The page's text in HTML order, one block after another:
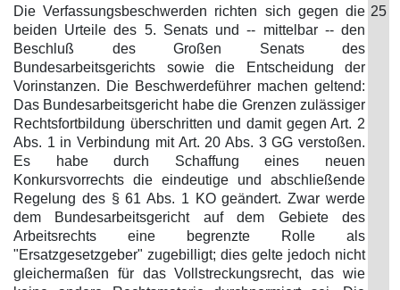
Die Verfassungsbeschwerden richten sich gegen die
beiden Urteile des 5. Senats und -- mittelbar -- den
Beschluß des Großen Senats des
Bundesarbeitsgerichts sowie die Entscheidung der
Vorinstanzen. Die Beschwerdeführer machen geltend:
Das Bundesarbeitsgericht habe die Grenzen zulässiger
Rechtsfortbildung überschritten und damit gegen Art. 2
Abs. 1 in Verbindung mit Art. 20 Abs. 3 GG verstoßen.
Es habe durch Schaffung eines neuen
Konkursvorrechts die eindeutige und abschließende
Regelung des § 61 Abs. 1 KO geändert. Zwar werde
dem Bundesarbeitsgericht auf dem Gebiete des
Arbeitsrechts eine begrenzte Rolle als
"Ersatzgesetzgeber" zugebilligt; dies gelte jedoch nicht
gleichermaßen für das Vollstreckungsrecht, das wie
25